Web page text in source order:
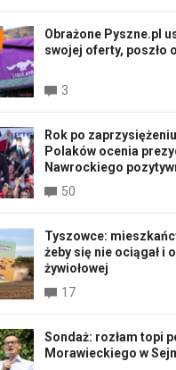
Obrażone Pyszne.pl
swojej oferty, poszło
3
Rok po
Polaków ocenia
Nawrockiego
50
Tyszowce:
żeby się nie ociągał i
żywiołowej
17
Sondaż: rozłam topi
Morawieckiego w